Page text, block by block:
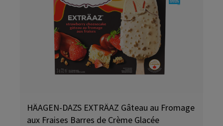
HÄAGEN-DAZS EXTRÄAZ Gâteau au Fromage
aux Fraises Barres de Crème Glacée